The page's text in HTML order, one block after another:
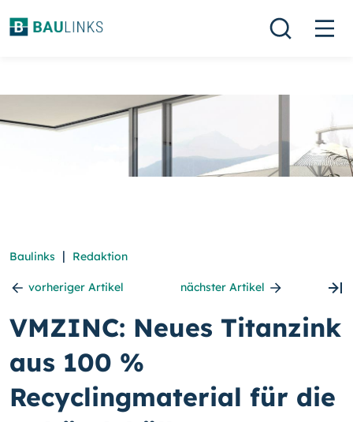
Baulinks | Redaktion
vorheriger Artikel nächster Artikel
VMZINC: Neues Titanzink
aus 100 %
Recyclingmaterial für die